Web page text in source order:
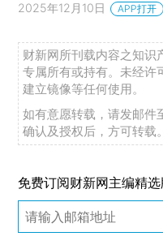
2025年12月10日 APP打开
财新网所刊载内容之知识
专属所有或持有。未经许
建立镜像等任何使用。
如有意愿转载，请发邮件
确认及授权后，方可转载。
免费订阅财新网主编精